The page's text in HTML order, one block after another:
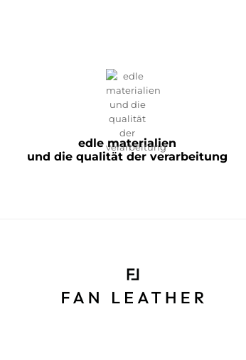
edle materialien
und die qualität der verarbeitung